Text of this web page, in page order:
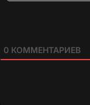
0 КОММЕНТАРИЕВ